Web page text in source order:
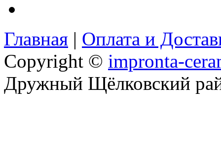
Главная | Оплата и
Copyright © impronta-
Дружный Щёлковский